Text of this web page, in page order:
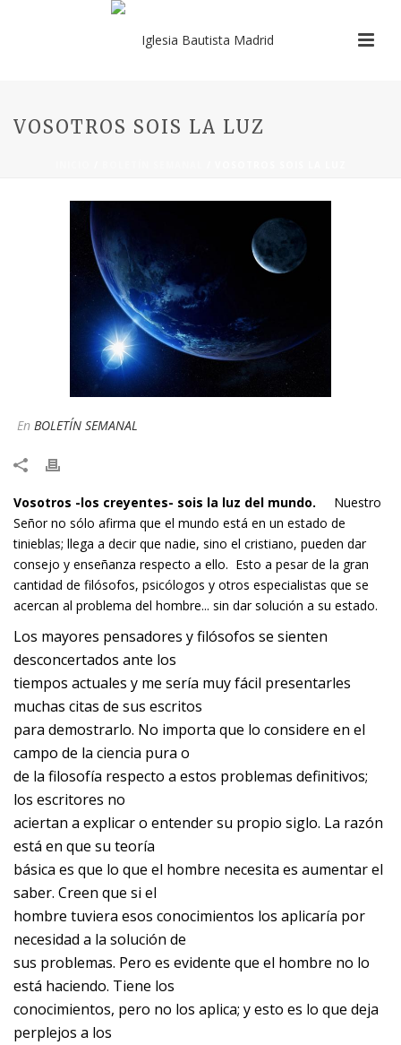
VOSOTROS SOIS LA LUZ
En BOLETÍN SEMANAL
Vosotros -los creyentes- sois la luz del mundo.
Nuestro
Señor no sólo afirma que el mundo está en un estado de
tinieblas; llega a decir que nadie, sino el cristiano, pueden dar
consejo y enseñanza respecto a ello. Esto a pesar de la gran
cantidad de filósofos, psicólogos y otros especialistas que se
acercan al problema del hombre... sin dar solución a su estado.
Los mayores pensadores y filósofos se sienten
desconcertados ante los
tiempos actuales y me sería muy fácil presentarles
muchas citas de sus escritos
para demostrarlo. No importa que lo considere en el
campo de la ciencia pura o
de la filosofía respecto a estos problemas definitivos;
los escritores no
aciertan a explicar o entender su propio siglo. La razón
está en que su teoría
básica es que lo que el hombre necesita es aumentar el
saber. Creen que si el
hombre tuviera esos conocimientos los aplicaría por
necesidad a la solución de
sus problemas. Pero es evidente que el hombre no lo
está haciendo. Tiene los
conocimientos, pero no los aplica; y esto es lo que deja
perplejos a los